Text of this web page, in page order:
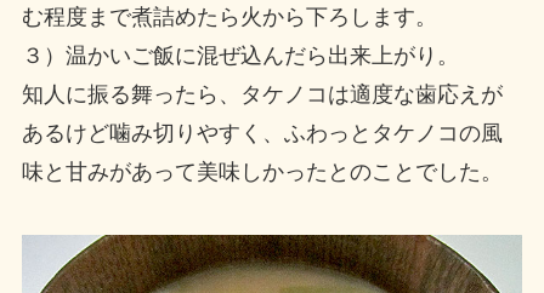
む程度まで煮詰めたら火から下ろします。
３）温かいご飯に混ぜ込んだら出来上がり。
知人に振る舞ったら、タケノコは適度な歯応えが
あるけど噛み切りやすく、ふわっとタケノコの風
味と甘みがあって美味しかったとのことでした。